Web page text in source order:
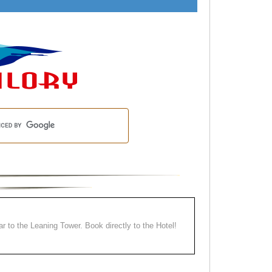
to the Leaning Tower. Book directly to the Hotel!